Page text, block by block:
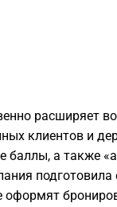
расширяет
клиентов и
баллы, а также
оформят